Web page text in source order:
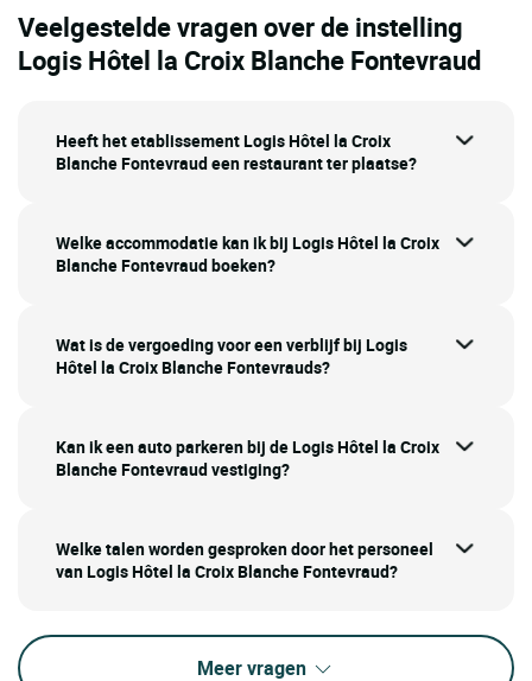
Veelgestelde vragen over de instelling
Logis Hôtel la Croix Blanche Fontevraud
Heeft het etablissement Logis Hôtel la Croix
Blanche Fontevraud een restaurant ter plaatse?
Welke accommodatie kan ik bij Logis Hôtel la Croix
Blanche Fontevraud boeken?
Wat is de vergoeding voor een verblijf bij Logis
Hôtel la Croix Blanche Fontevrauds?
Kan ik een auto parkeren bij de Logis Hôtel la Croix
Blanche Fontevraud vestiging?
Welke talen worden gesproken door het personeel
van Logis Hôtel la Croix Blanche Fontevraud?
Meer vragen